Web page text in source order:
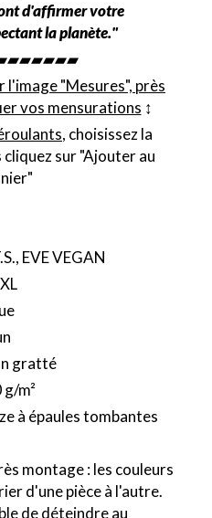
d'affirmer votre
la planète."
l'image "Mesures", près
vos mensurations ↕︎
, choisissez la
sur "Ajouter au
EVE VEGAN
gratté
m²
à épaules tombantes
montage : les couleurs
d'une pièce à l'autre.
de déteindre au